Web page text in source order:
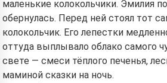
маленькие колокольчики. Эмилия
обернулась. Перед ней стоял тот
колокольчик. Его лепестки
оттуда выплывало облако самого
свете — смеси тёплого печенья,
маминой сказки на ночь.